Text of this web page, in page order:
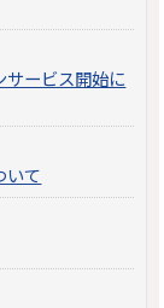
サービス開始に
いて